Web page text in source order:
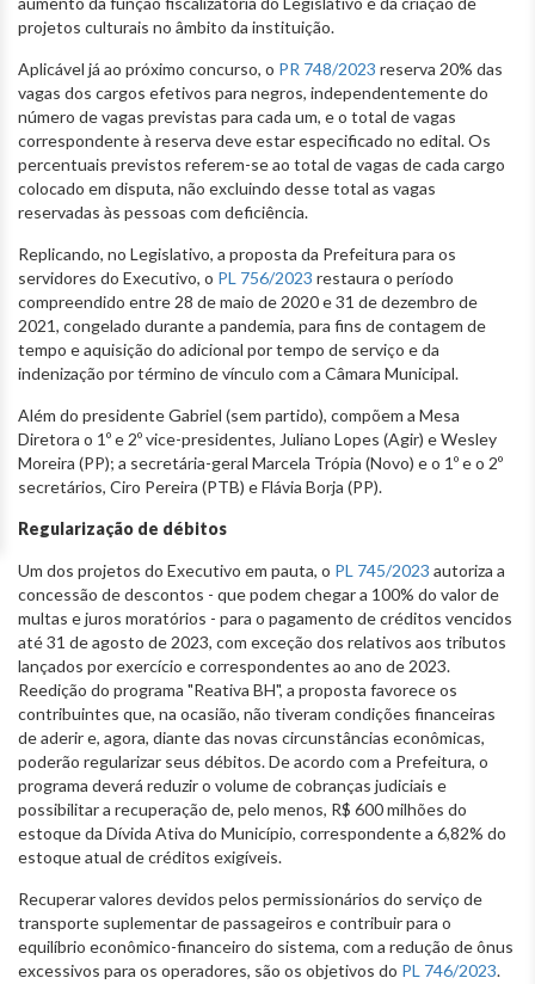
projetos culturais no âmbito da instituição.
Aplicável já ao próximo concurso, o PR 748/2023 reserva 20% das
vagas dos cargos efetivos para negros, independentemente do
número de vagas previstas para cada um, e o total de vagas
correspondente à reserva deve estar especificado no edital. Os
percentuais previstos referem-se ao total de vagas de cada cargo
colocado em disputa, não excluindo desse total as vagas
reservadas às pessoas com deficiência.
Replicando, no Legislativo, a proposta da Prefeitura para os
servidores do Executivo, o PL 756/2023 restaura o período
compreendido entre 28 de maio de 2020 e 31 de dezembro de
2021, congelado durante a pandemia, para fins de contagem de
tempo e aquisição do adicional por tempo de serviço e da
indenização por término de vínculo com a Câmara Municipal.
Além do presidente Gabriel (sem partido), compõem a Mesa
Diretora o 1º e 2º vice-presidentes, Juliano Lopes (Agir) e Wesley
Moreira (PP); a secretária-geral Marcela Trópia (Novo) e o 1º e o 2º
secretários, Ciro Pereira (PTB) e Flávia Borja (PP).
Regularização de débitos
Um dos projetos do Executivo em pauta, o PL 745/2023 autoriza a
concessão de descontos - que podem chegar a 100% do valor de
multas e juros moratórios - para o pagamento de créditos vencidos
até 31 de agosto de 2023, com exceção dos relativos aos tributos
lançados por exercício e correspondentes ao ano de 2023.
Reedição do programa "Reativa BH", a proposta favorece os
contribuintes que, na ocasião, não tiveram condições financeiras
de aderir e, agora, diante das novas circunstâncias econômicas,
poderão regularizar seus débitos. De acordo com a Prefeitura, o
programa deverá reduzir o volume de cobranças judiciais e
possibilitar a recuperação de, pelo menos, R$ 600 milhões do
estoque da Dívida Ativa do Município, correspondente a 6,82% do
estoque atual de créditos exigíveis.
Recuperar valores devidos pelos permissionários do serviço de
transporte suplementar de passageiros e contribuir para o
equilíbrio econômico-financeiro do sistema, com a redução de ônus
excessivos para os operadores, são os objetivos do PL 746/2023.